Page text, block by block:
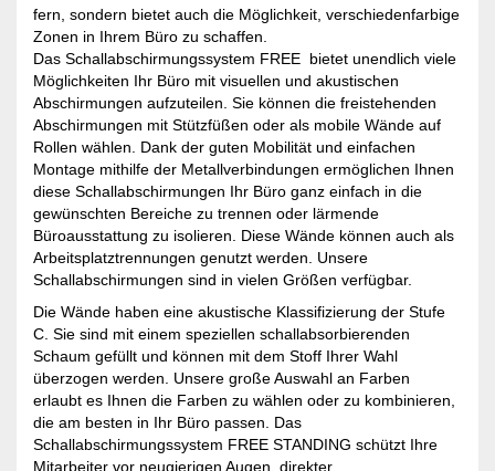
fern, sondern bietet auch die Möglichkeit, verschiedenfarbige
Zonen in Ihrem Büro zu schaffen.
Das Schallabschirmungssystem FREE bietet unendlich viele
Möglichkeiten Ihr Büro mit visuellen und akustischen
Abschirmungen aufzuteilen. Sie können die freistehenden
Abschirmungen mit Stützfüßen oder als mobile Wände auf
Rollen wählen. Dank der guten Mobilität und einfachen
Montage mithilfe der Metallverbindungen ermöglichen Ihnen
diese Schallabschirmungen Ihr Büro ganz einfach in die
gewünschten Bereiche zu trennen oder lärmende
Büroausstattung zu isolieren. Diese Wände können auch als
Arbeitsplatztrennungen genutzt werden. Unsere
Schallabschirmungen sind in vielen Größen verfügbar.
Die Wände haben eine akustische Klassifizierung der Stufe
C. Sie sind mit einem speziellen schallabsorbierenden
Schaum gefüllt und können mit dem Stoff Ihrer Wahl
überzogen werden. Unsere große Auswahl an Farben
erlaubt es Ihnen die Farben zu wählen oder zu kombinieren,
die am besten in Ihr Büro passen. Das
Schallabschirmungssystem FREE STANDING schützt Ihre
Mitarbeiter vor neugierigen Augen, direkter